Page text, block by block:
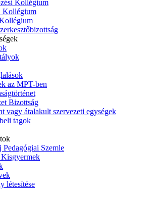
Kollégium
Kollégium
az MPT-ben
Bizottság
vagy átalakult szervezeti egységek
tagok
Pedagógiai Szemle
létesítése